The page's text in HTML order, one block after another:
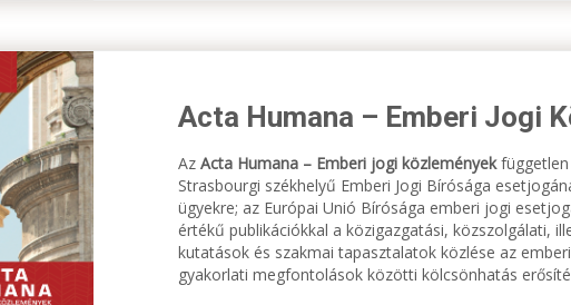
Acta Humana – Emberi Jogi
Az Acta Humana – Emberi jogi közleményekfüggetlen
Strasbourgi székhelyű Emberi Jogi Bírósága
ügyekre; az Európai Unió Bírósága emberi jogi
értékű publikációkkal a közigazgatási, közszolgálati,
kutatások és szakmai tapasztalatok közlése az
gyakorlati megfontolások közötti kölcsönhatás